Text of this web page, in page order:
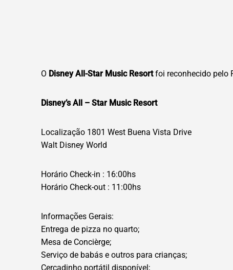
O Disney All-Star Music Resortfoi reconhecido pelo
Disney’s All – Star Music Resort
Localização 1801 West Buena Vista Drive
Walt Disney World
Horário Check-in : 16:00hs
Horário Check-out : 11:00hs
Informações Gerais:
Entrega de pizza no quarto;
Mesa de Concièrge;
Serviço de babás e outros para crianças;
Cercadinho portátil disponível;